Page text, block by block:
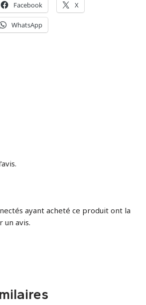
Facebook X
WhatsApp
ayant acheté ce produit ont la
un avis.